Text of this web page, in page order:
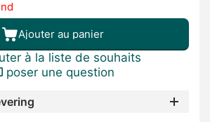
Ajouter au panier
à la liste de souhaits
poser une question